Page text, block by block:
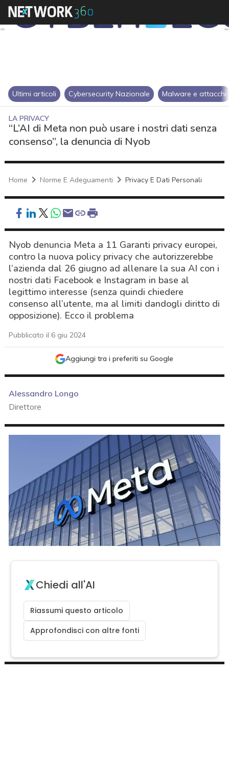
Ultimi articoli Cybersecurity Nazionale Malware e attacchi
LA PRIVACY
“L’AI di Meta non può usare i nostri dati senza
consenso”, la denuncia di Nyob
Home Norme E Adeguamenti Privacy E Dati Personali
Nyob denuncia Meta a 11 Garanti privacy europei,
contro la nuova policy privacy che autorizzerebbe
l’azienda dal 26 giugno ad allenare la sua AI con i
nostri dati Facebook e Instagram in base al
legittimo interesse (senza quindi chiedere
consenso all’utente, ma al limiti dandogli diritto di
opposizione). Ecco il problema
Pubblicato il 6 giu 2024
Aggiungi tra i preferiti su Google
Alessandro Longo
Direttore
Chiedi all'AI
Riassumi questo articolo
Approfondisci con altre fonti